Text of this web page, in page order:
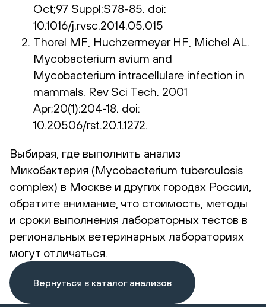
Oct;97 Suppl:S78-85. doi:
10.1016/j.rvsc.2014.05.015
Thorel MF, Huchzermeyer HF, Michel AL.
Mycobacterium avium and
Mycobacterium intracellulare infection in
mammals. Rev Sci Tech. 2001
Apr;20(1):204-18. doi:
10.20506/rst.20.1.1272.
Выбирая, где выполнить анализ
Микобактерия (Mycobacterium tuberculosis
complex) в Москве и других городах России,
обратите внимание, что стоимость, методы
и сроки выполнения лабораторных тестов в
региональных ветеринарных лабораториях
могут отличаться.
Вернуться в каталог анализов